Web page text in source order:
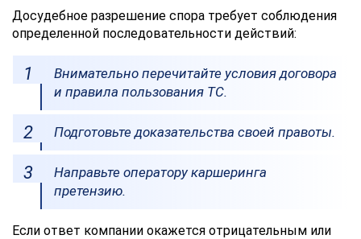
данных
Досудебное разрешение спора требует соблюдения
определенной последовательности действий:
Внимательно перечитайте условия договора
и правила пользования ТС.
Подготовьте доказательства своей правоты.
Направьте оператору каршеринга
претензию.
Если ответ компании окажется отрицательным или